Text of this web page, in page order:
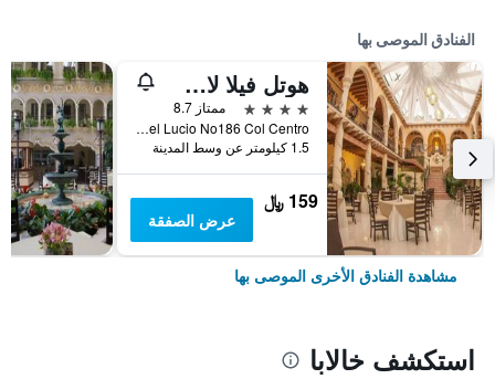
الفنادق الموصى بها
هوتل فيلا لاس مارجاريتاس سوكورسال سنترو
4 نجوم
ممتاز 8.7
Dr Rafael Lucio No186 Col Centro, خالابا, ولاية فيراكروز, المكسيك
1.5 كيلومتر عن وسط المدينة
159 ﷼
عرض الصفقة
مشاهدة الفنادق الأخرى الموصى بها
استكشف خالابا